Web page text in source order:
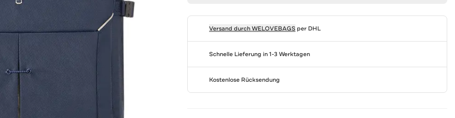
Versand durchWELOVEBAGS per DHL
Schnelle Lieferung in 1-3 Werktagen
Kostenlose Rücksendung